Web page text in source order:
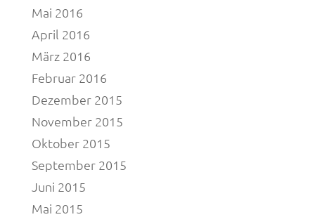
Mai 2016
April 2016
März 2016
Februar 2016
Dezember 2015
November 2015
Oktober 2015
September 2015
Juni 2015
Mai 2015